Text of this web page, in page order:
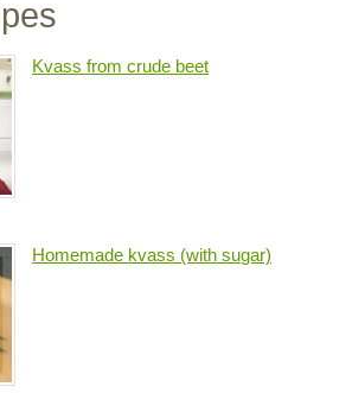
Kvass from crude beet
Homemade kvass (with sugar)